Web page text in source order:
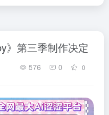
》第三季制作决定
576 0 0